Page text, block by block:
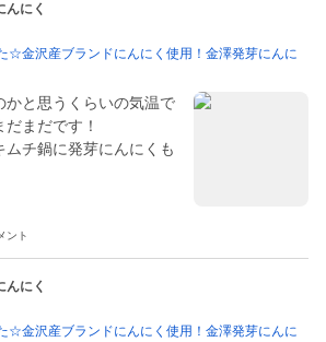
んにく
☆金沢産ブランドにんにく使用！金澤発芽にんに
かと思うくらいの気温で
まだです！
チ鍋に発芽にんにくも
ント
んにく
☆金沢産ブランドにんにく使用！金澤発芽にんに